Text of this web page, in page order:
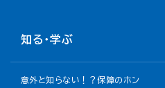
知る・学ぶ
意外と知らない！？保障のホン